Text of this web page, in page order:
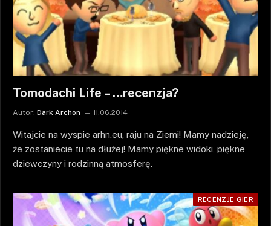
Tomodachi Life – …recenzja?
Autor: Dark Archon 11.06.2014
Witajcie na wyspie arhn.eu, raju na Ziemi! Mamy nadzieję,
że zostaniecie tu na dłużej! Mamy piękne widoki, piękne
dziewczyny i rodzinną atmosferę.
RECENZJE GIER